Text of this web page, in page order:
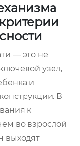
— это не
узел,
и
В
к
во взрослой
выходят